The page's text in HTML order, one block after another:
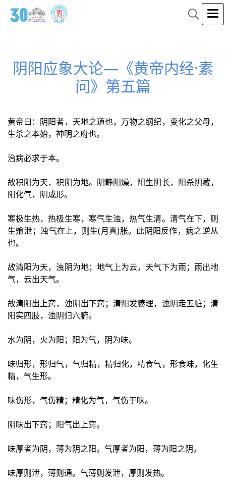
阴阳应象大论—《黄帝内经·素
问》第五篇
黄帝曰：阴阳者，天地之道也，万物之纲纪，变化之父母，
生杀之本始，神明之府也。
治病必求于本。
故积阳为天，积阴为地。阴静阳燥，阳生阴长，阳杀阴藏，
阳化气，阴成形。
寒极生热，热极生寒，寒气生浊，热气生清。清气在下，则
生飧泄；浊气在上，则生(月真)胀。此阴阳反作，病之逆从
也。
故清阳为天，浊阴为地；地气上为云，天气下为雨；雨出地
气，云出天气。
故清阳出上窍，浊阴出下窍；清阳发腠理，浊阴走五脏；清
阳实四肢，浊阴归六腑。
水为阴，火为阳；阳为气，阴为味。
味归形，形归气，气归精，精归化，精食气，形食味，化生
精，气生形。
味伤形，气伤精；精化为气，气伤于味。
阴味出下窍；阳气出上窍。
味厚者为阴，薄为阴之阳。气厚者为阳，薄为阳之阴。
味厚则泄，薄则通。气薄则发泄，厚则发热。